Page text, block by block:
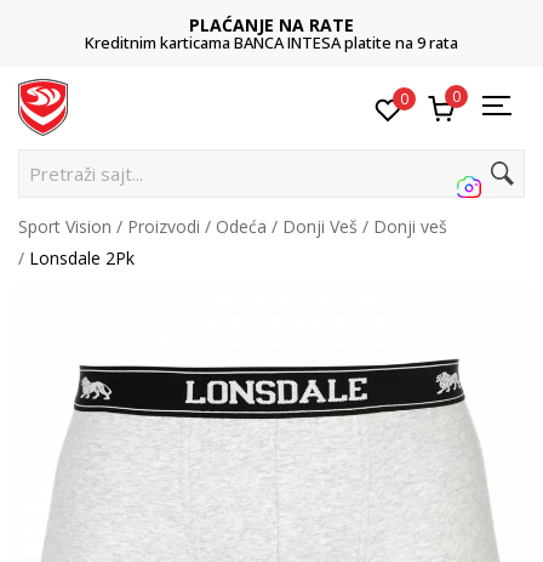
PLAĆANJE NA RATE
Kreditnim karticama BANCA INTESA platite na 9 rata
0 0
P
Sport Vision Proizvodi Odeća Donji Veš
Donji veš
Lonsdale 2Pk